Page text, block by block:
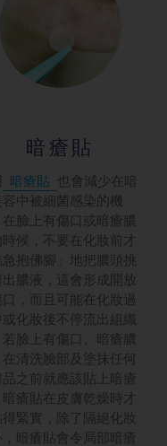
暗瘡貼
暗瘡貼 也會減少在暗
容中被細菌感染的機
在臉上有傷口或暗瘡膿
時候，不要在化妝前才
急抱佛腳」地把膿頭挑
出膿液，這會形成開放
口，而且可能在化妝過
或化妝後不停流出組織
臉上有傷口、暗瘡膿
清洗臉部及塗抹任何
品之前就應該貼上暗瘡
暗瘡貼在皮膚乾燥時才
得緊實，除了隔絕化妝
，暗瘡貼會令局部暗瘡